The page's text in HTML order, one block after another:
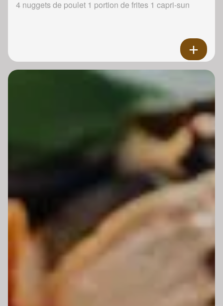
4 nuggets de poulet 1 portion de frites 1 capri-sun